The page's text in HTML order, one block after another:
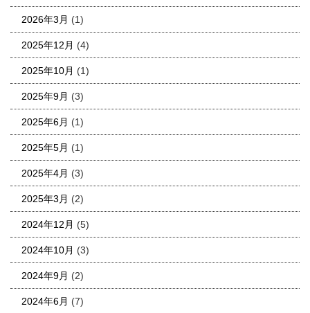
2026年3月 (1)
2025年12月 (4)
2025年10月 (1)
2025年9月 (3)
2025年6月 (1)
2025年5月 (1)
2025年4月 (3)
2025年3月 (2)
2024年12月 (5)
2024年10月 (3)
2024年9月 (2)
2024年6月 (7)